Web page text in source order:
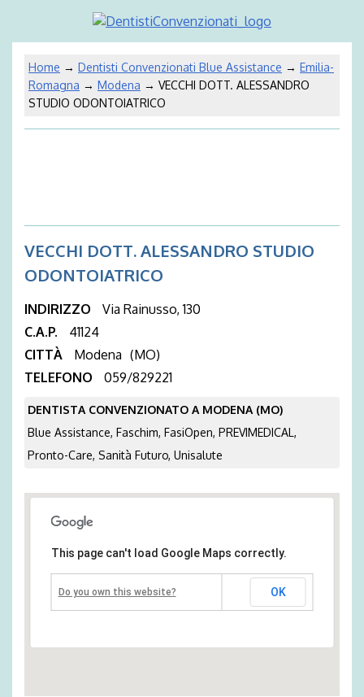
Home → Dentisti Convenzionati Blue Assistance → Emilia-
Romagna → Modena → VECCHI DOTT. ALESSANDRO
STUDIO ODONTOIATRICO
VECCHI DOTT. ALESSANDRO STUDIO
ODONTOIATRICO
INDIRIZZO
Via Rainusso, 130
C.A.P.
41124
CITTÀ
Modena (MO)
TELEFONO
059/829221
DENTISTA CONVENZIONATO A MODENA (MO)
Blue Assistance, Faschim, FasiOpen, PREVIMEDICAL,
Pronto-Care, Sanità Futuro, Unisalute
This page can't load Google Maps correctly.
Do you own this website? OK